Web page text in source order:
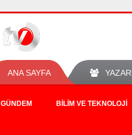
ANA SAYFA
GÜNDEM BILIM VE TEKNOLOJI